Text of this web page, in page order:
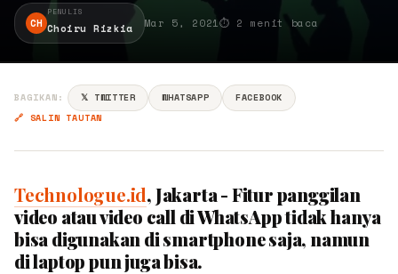
CH
PENULIS
Choiru Rizkia Mar 5, 2021⏱ 2 menit baca
BAGIKAN: 𝕏 TWITTER WHATSAPP
FACEBOOK
🔗 SALIN TAUTAN
Technologue.id, Jakarta - Fitur panggilan
video atau video call di WhatsApp tidak hanya
bisa digunakan di smartphone saja, namun
di laptop pun juga bisa.